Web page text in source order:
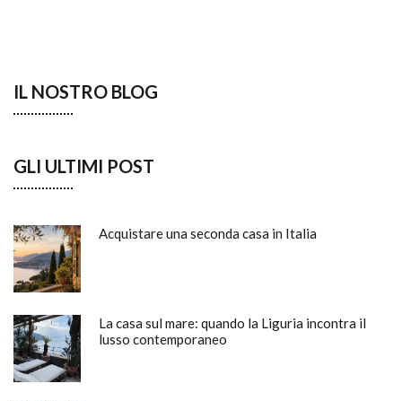
IL NOSTRO BLOG
GLI ULTIMI POST
Acquistare una seconda casa in Italia
La casa sul mare: quando la Liguria incontra il
lusso contemporaneo